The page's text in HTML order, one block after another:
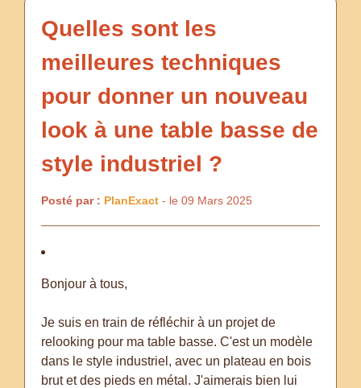
Quelles sont les
meilleures techniques
pour donner un nouveau
look à une table basse de
style industriel ?
Posté par : PlanExact - le 09 Mars 2025
Bonjour à tous,
Je suis en train de réfléchir à un projet de
relooking pour ma table basse. C'est un modèle
dans le style industriel, avec un plateau en bois
brut et des pieds en métal. J'aimerais bien lui